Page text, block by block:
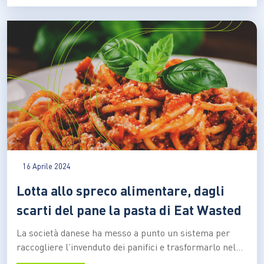
delle turbine eoliche sono un simbolo dell’energia
rinnovabile. Ma hanno anch’esse un…
16 Aprile 2024
Lotta allo spreco alimentare, dagli
scarti del pane la pasta di Eat Wasted
La società danese ha messo a punto un sistema per
raccogliere l’invenduto dei panifici e trasformarlo nel
piatto simbolo dell’Italia. Da un anno ha una sede anche